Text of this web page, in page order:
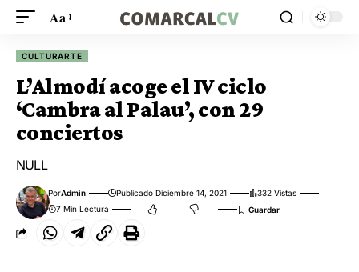
Aa
CULTURARTE
L’Almodí acoge el IV ciclo
‘Cambra al Palau’, con 29
conciertos
NULL
PorAdmin Publicado Diciembre 14, 2021
332 Vistas
7 Min Lectura